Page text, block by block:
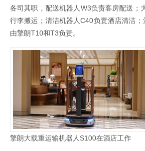
各司其职，配送机器人W3负责客房配送；
行李搬运；清洁机器人C40负责酒店清洁；
由擎朗T10和T3负责。
擎朗大载重运输机器人S100在酒店工作